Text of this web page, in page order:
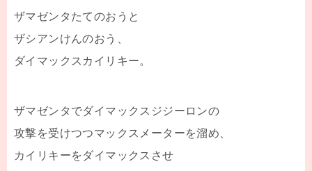
ザマゼンタたてのおうと
ザシアンけんのおう、
ダイマックスカイリキー。
ザマゼンタでダイマックスジジーロンの
攻撃を受けつつマックスメーターを溜め、
カイリキーをダイマックスさせ